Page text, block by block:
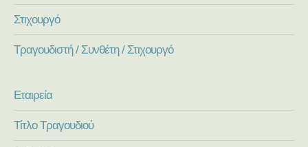
Στιχουργό
Τραγουδιστή / Συνθέτη / Στιχουργό
Εταιρεία
Τίτλο Τραγουδιού